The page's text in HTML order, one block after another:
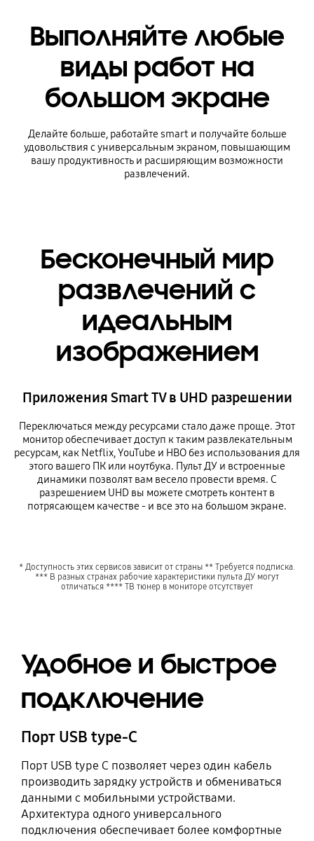
Выполняйте любые
виды работ на
большом экране
Делайте больше, работайте smart и получайте больше
удовольствия с универсальным экраном, повышающим
вашу продуктивность и расширяющим возможности
развлечений.
Бесконечный мир
развлечений с
идеальным
изображением
Приложения Smart TV в UHD разрешении
Переключаться между ресурсами стало даже проще. Этот
монитор обеспечивает доступ к таким развлекательным
ресурсам, как Netflix, YouTube и HBO без использования для
этого вашего ПК или ноутбука. Пульт ДУ и встроенные
динамики позволят вам весело провести время. С
разрешением UHD вы можете смотреть контент в
потрясающем качестве - и все это на большом экране.
* Доступность этих сервисов зависит от страны ** Требуется подписка.
*** В разных странах рабочие характеристики пульта ДУ могут
отличаться **** ТВ тюнер в мониторе отсутствует
Удобное и быстрое
подключение
Порт USB type-C
Порт USB type C позволяет через один кабель
производить зарядку устройств и обмениваться
данными с мобильными устройствами.
Архитектура одного универсального
подключения обеспечивает более комфортные